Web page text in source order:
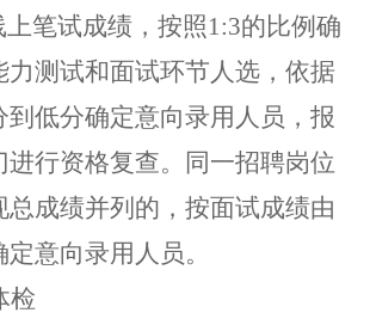
笔试成绩，按照1:3的比例确
力测试和面试环节人选，依据
到低分确定意向录用人员，报
进行资格复查。同一招聘岗位
总成绩并列的，按面试成绩由
意向录用人员。
检